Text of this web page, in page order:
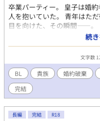
卒業パーティー。 皇子は婚
人を抱いていた。 青年はた
目を向けた、その瞬間——。
愛で終わらせた、沈黙の恋
ば報告お願いします！
続
文字数
BL 貴族 婚約破棄
完結
長編 完結 R18